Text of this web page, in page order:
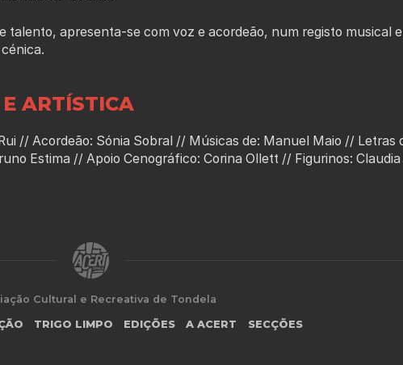
talento, apresenta-se com voz e acordeão, num registo musical
ARTÍSTICA
// Acordeão: Sónia Sobral // Músicas de: Manuel Maio // Letras
Estima // Apoio Cenográfico: Corina Ollett // Figurinos: Claudia
Cultural e Recreativa de Tondela
TRIGO LIMPO EDIÇÕES A ACERT SECÇÕES